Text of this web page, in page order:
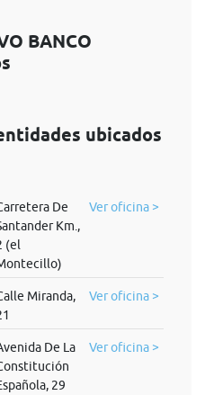
BANCO
ubicados
De
Km.,
(el
Ver oficina >
Miranda,
Ver oficina >
De La
29
Ver oficina >